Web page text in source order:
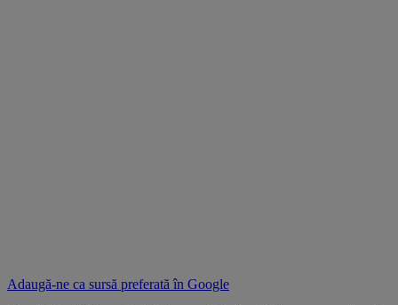
Adaugă-ne ca sursă preferată în Google